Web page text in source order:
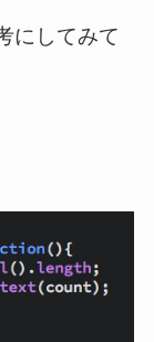
にしてみて